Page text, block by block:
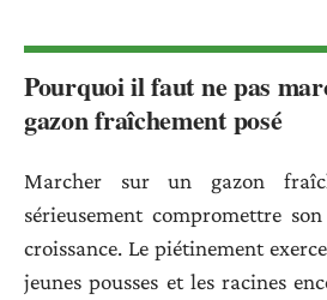
Pourquoi il faut ne pas
gazon fraîchement posé
Marcher sur un gazon
sérieusement compromettre
croissance. Le piétinement
jeunes pousses et les racines